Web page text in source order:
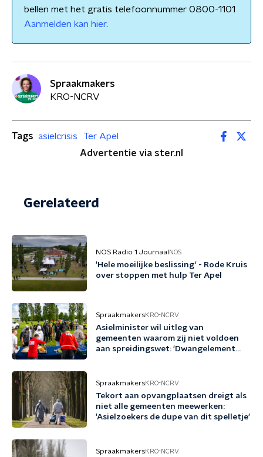
bellen met het gratis telefoonnummer 0800-1101
Aanmelden kan hier.
Spraakmakers
KRO-NCRV
Tags asielcrisis
Ter Apel
Advertentie via ster.nl
Gerelateerd
NOS Radio 1 Journaal NOS
'Hele moeilijke beslissing' - Rode Kruis
over stoppen met hulp Ter Apel
SpraakmakersKRO-NCRV
Asielminister wil uitleg van
gemeenten waarom zij niet voldoen
aan spreidingswet: 'Dwangelement
SpraakmakersKRO-NCRV
Tekort aan opvangplaatsen dreigt als
niet alle gemeenten meewerken:
'Asielzoekers de dupe van dit spelletje'
SpraakmakersKRO-NCRV